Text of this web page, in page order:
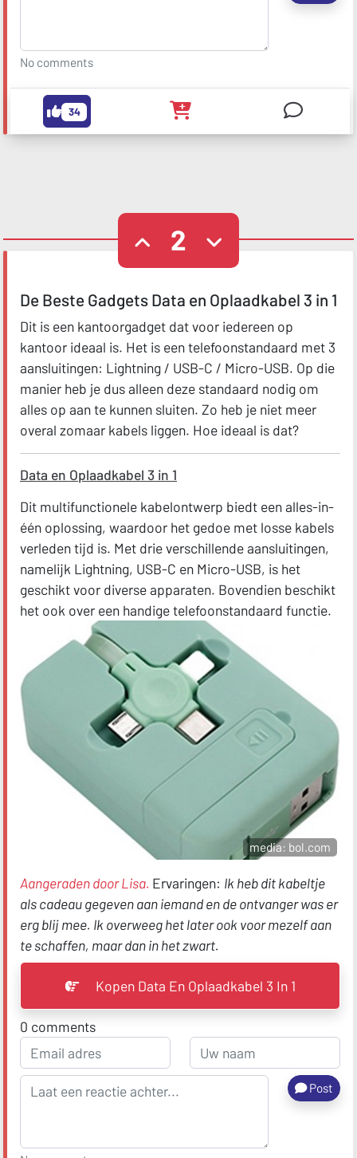
No comments
34
2
De Beste Gadgets Data en Oplaadkabel 3 in 1
Dit is een kantoorgadget dat voor iedereen op
kantoor ideaal is. Het is een telefoonstandaard met 3
aansluitingen: Lightning / USB-C / Micro-USB. Op die
manier heb je dus alleen deze standaard nodig om
alles op aan te kunnen sluiten. Zo heb je niet meer
overal zomaar kabels liggen. Hoe ideaal is dat?
Data en Oplaadkabel 3 in 1
Dit multifunctionele kabelontwerp biedt een alles-in-
één oplossing, waardoor het gedoe met losse kabels
verleden tijd is. Met drie verschillende aansluitingen,
namelijk Lightning, USB-C en Micro-USB, is het
geschikt voor diverse apparaten. Bovendien beschikt
het ook over een handige telefoonstandaard functie.
media: bol.com
Aangeraden door Lisa. Ervaringen: Ik heb dit kabeltje
als cadeau gegeven aan iemand en de ontvanger was er
erg blij mee. Ik overweeg het later ook voor mezelf aan
te schaffen, maar dan in het zwart.
Kopen Data En Oplaadkabel 3 In 1
0 comments
Post